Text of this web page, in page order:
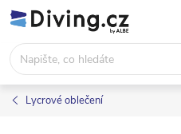
Přejít
na
obsah
Lycrové oblečení